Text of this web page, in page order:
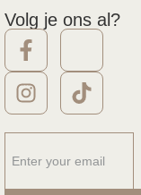
Volg je ons al?